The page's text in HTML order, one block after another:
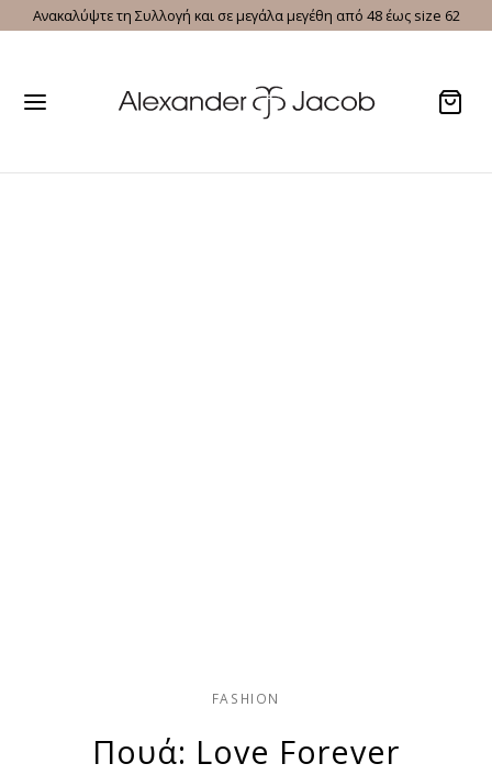
Ανακαλύψτε τη Συλλογή και σε μεγάλα μεγέθη από 48 έως size 62
FASHION
Πουά: Love Forever